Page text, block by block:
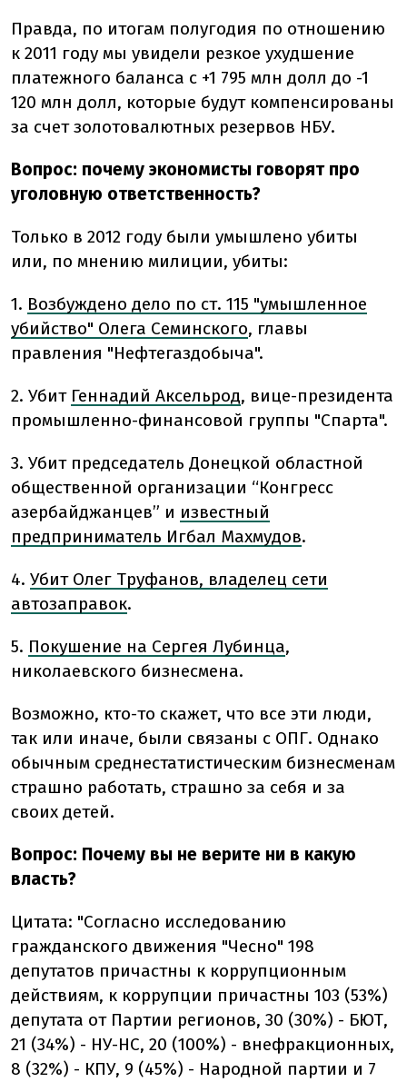
Правда, по итогам полугодия по отношению
к 2011 году мы увидели резкое ухудшение
платежного баланса с +1 795 млн долл до -1
120 млн долл, которые будут компенсированы
за счет золотовалютных резервов НБУ.
Вопрос: почему экономисты говорят про
уголовную ответственность?
Только в 2012 году были умышлено убиты
или, по мнению милиции, убиты:
1. Возбуждено дело по ст. 115 "умышленное
убийство" Олега Семинского, главы
правления "Нефтегаздобыча".
2. Убит Геннадий Аксельрод, вице-президента
промышленно-финансовой группы "Спарта".
3. Убит председатель Донецкой областной
общественной организации “Конгресс
азербайджанцев” и известный
предприниматель Игбал Махмудов.
4. Убит Олег Труфанов, владелец сети
автозаправок.
5. Покушение на Сергея Лубинца,
николаевского бизнесмена.
Возможно, кто-то скажет, что все эти люди,
так или иначе, были связаны с ОПГ. Однако
обычным среднестатистическим бизнесменам
страшно работать, страшно за себя и за
своих детей.
Вопрос: Почему вы не верите ни в какую
власть?
Цитата: "Согласно исследованию
гражданского движения "Чесно" 198
депутатов причастны к коррупционным
действиям, к коррупции причастны 103 (53%)
депутата от Партии регионов, 30 (30%) - БЮТ,
21 (34%) - НУ-НС, 20 (100%) - внефракционных,
8 (32%) - КПУ, 9 (45%) - Народной партии и 7